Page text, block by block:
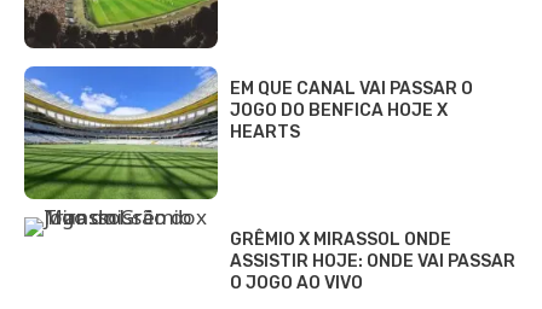
EM QUE CANAL VAI PASSAR O
JOGO DO BENFICA HOJE X
HEARTS
GRÊMIO X MIRASSOL ONDE
ASSISTIR HOJE: ONDE VAI PASSAR
O JOGO AO VIVO